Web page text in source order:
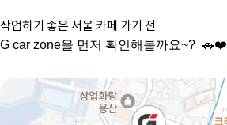
작업하기 좋은 서울 카페 가기 전
G car zone을 먼저 확인해볼까요~? 🚗❤️